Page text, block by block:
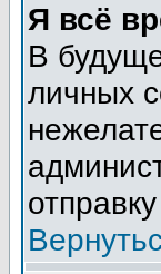
Я всё
В
личных